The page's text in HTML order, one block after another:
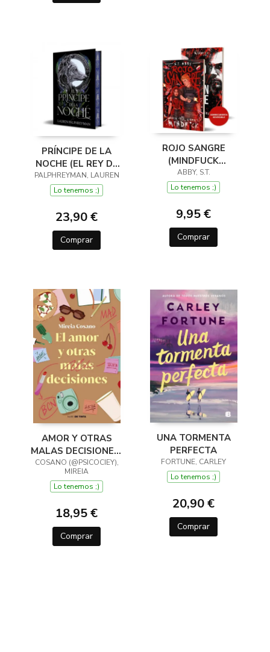
PRÍNCIPE DE LA
NOCHE (EL REY DE
LOS LOBOS 2)
PALPHREYMAN, LAUREN
Lo tenemos ;)
23,90 €
Comprar
ROJO SANGRE
(MINDFUCK
MINDF*CK #5)
ABBY, S.T.
Lo tenemos ;)
9,95 €
Comprar
AMOR Y OTRAS
MALAS DECISIONES,
EL
COSANO (@PSICOCIEY),
MIREIA
Lo tenemos ;)
18,95 €
Comprar
UNA TORMENTA
PERFECTA
FORTUNE, CARLEY
Lo tenemos ;)
20,90 €
Comprar